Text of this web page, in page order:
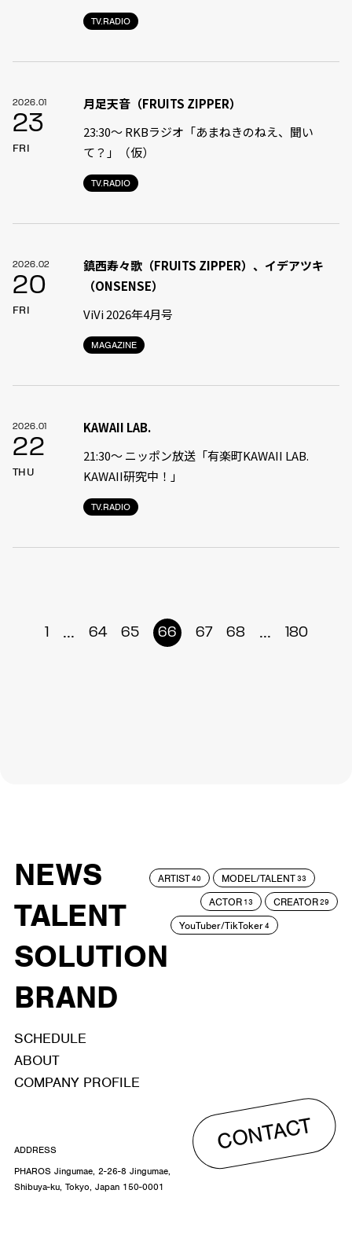
TV.RADIO
2026.01
23
FRI
TV.RADIO
月足天音（FRUITS ZIPPER）
23:30〜 RKBラジオ「あまねきのねえ、聞い
て？」（仮）
2026.02
20
FRI
MAGAZINE
鎮西寿々歌（FRUITS ZIPPER）、イデアツキ
（ONSENSE）
ViVi 2026年4月号
2026.01
22
THU
TV.RADIO
KAWAII LAB.
21:30〜 ニッポン放送「有楽町KAWAII LAB.
KAWAII研究中！」
1 ... 64 65 66 67 68 ... 180
NEWS
TALENT
SOLUTION
BRAND
ARTIST40 MODEL/TALENT33
ACTOR 13 CREATOR29
YouTuber/TikToker4
SCHEDULE
ABOUT
COMPANY PROFILE
CONTACT
ADDRESS
PHAROS Jingumae, 2-26-8 Jingumae,
Shibuya-ku, Tokyo, Japan 150-0001